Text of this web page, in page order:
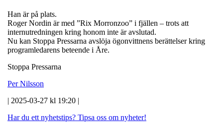
Han är på plats.
Roger Nordin är med ”Rix Morronzoo” i fjällen – trots att
internutredningen kring honom inte är avslutad.
Nu kan Stoppa Pressarna avslöja ögonvittnens berättelser kring
programledarens beteende i Åre.
Stoppa Pressarna
Per Nilsson
| 2025-03-27 kl 19:20 |
Har du ett nyhetstips? Tipsa oss om nyheter!